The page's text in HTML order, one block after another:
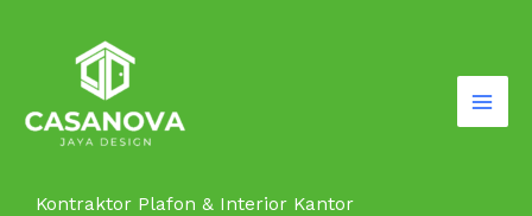
Kontraktor Plafon & Interior Kantor